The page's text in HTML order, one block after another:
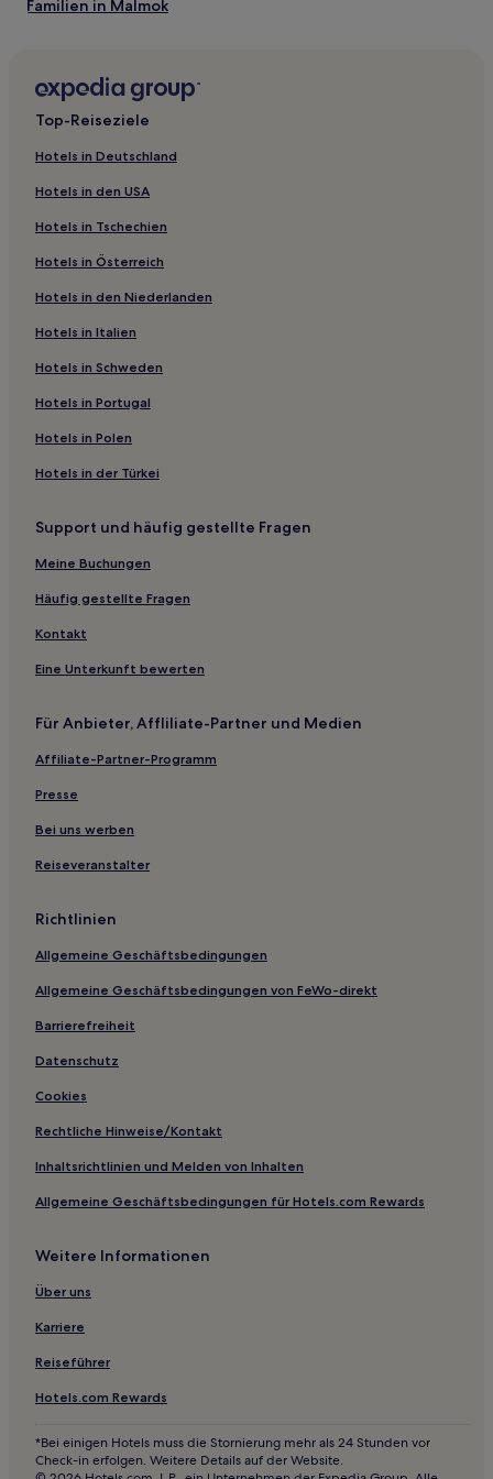
Shoppingcenter Paseo Herencia
Noord – beste Reisezeit
Wärmste Monate: September, Oktober, November, August
(28 °C im Durchschnitt)
Durchschnitt)
Oktober, Dezember, September (durchschnittlich 119 mm
Familien in Malmok
Noord Hotels
Top-Reiseziele
Hotels in Deutschland
Hotels in den USA
Hotels in Tschechien
Hotels in Österreich
Hotels in den Niederlanden
Hotels in Italien
Hotels in Schweden
Hotels in Portugal
Hotels in Polen
Hotels in der Türkei
Support und häufig gestellte Fragen
Meine Buchungen
Häufig gestellte Fragen
Kontakt
Eine Unterkunft bewerten
Für Anbieter, Affliliate-Partner und Medien
Affiliate-Partner-Programm
Presse
Bei uns werben
Reiseveranstalter
Richtlinien
Allgemeine Geschäftsbedingungen
Allgemeine Geschäftsbedingungen von FeWo-direkt
Barrierefreiheit
Datenschutz
Cookies
Rechtliche Hinweise/Kontakt
Inhaltsrichtlinien und Melden von Inhalten
Allgemeine Geschäftsbedingungen für Hotels.com Rewards
Weitere Informationen
Über uns
Karriere
Reiseführer
Hotels.com Rewards
*Bei einigen Hotels muss die Stornierung mehr als 24 Stunden vor
Check-in erfolgen. Weitere Details auf der Website.